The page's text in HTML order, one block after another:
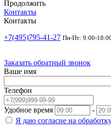
Продолжить
Контакты
Контакты
+7(495)795-41-27 Пн-Пт: 9:00-
Заказать обратный звонок
Ваше имя
Телефон
Удобное время
-
Я даю согласие на